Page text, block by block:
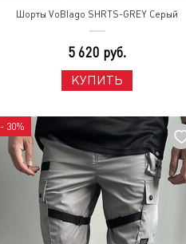
Шорты VoBlago SHRTS-GREY Серый
5 620 руб.
КУПИТЬ
- 30%